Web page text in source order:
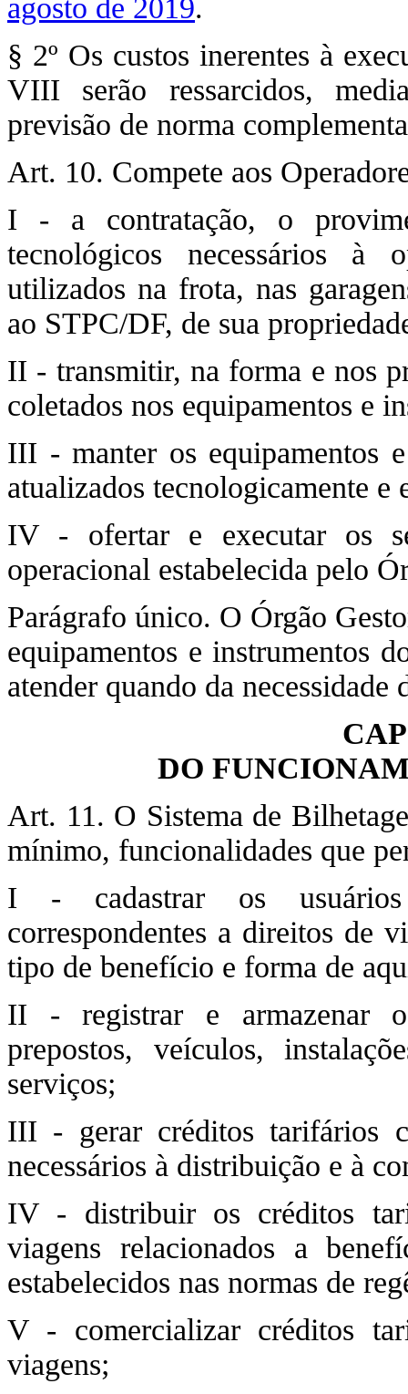
agosto de 2019.
§ 2º Os custos inerentes à
VIII serão ressarcidos,
previsão de norma
Art. 10. Compete aos
I - a contratação, o
tecnológicos necessários à
utilizados na frota, nas
ao STPC/DF, de sua
II - transmitir, na forma e nos
coletados nos equipamentos e
III - manter os equipamentos
atualizados tecnologicamente
IV - ofertar e executar os
operacional estabelecida pelo
Parágrafo único. O Órgão
equipamentos e instrumentos
atender quando da necessidade
DO
Art. 11. O Sistema de
mínimo, funcionalidades que
I - cadastrar os
correspondentes a direitos de
tipo de benefício e forma de
II - registrar e armazenar
prepostos, veículos,
serviços;
III - gerar créditos tarifários
necessários à distribuição e à
IV - distribuir os créditos
viagens relacionados a
estabelecidos nas normas de
V - comercializar créditos
viagens;